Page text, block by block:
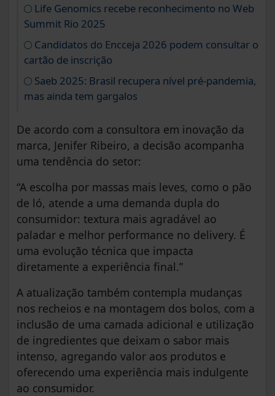
Life Genomics recebe reconhecimento no Web
Summit Rio 2025
Candidatos do Encceja 2026 podem consultar o
cartão de inscrição
Saeb 2025: Brasil recupera nível pré-pandemia,
mas ainda tem gargalos
De acordo com a consultora em inovação da
marca, Jenifer Ribeiro, a decisão acompanha
uma tendência do setor:
“A escolha por massas mais leves, como o pão
de ló, atende a uma demanda dupla do
consumidor: textura mais agradável ao
paladar e melhor performance no delivery. É
uma evolução técnica que impacta
diretamente a experiência final.”
A atualização também contempla mudanças
nos recheios e na montagem dos bolos, com a
inclusão de uma camada adicional e utilização
de ingredientes que deixam o sabor mais
intenso, agregando valor aos produtos e
oferecendo uma experiência mais indulgente
ao consumidor.